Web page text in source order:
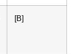
[B]